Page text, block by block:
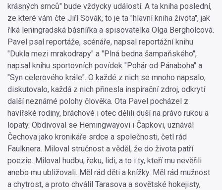
krásných srnců" bude vždycky událostí. A ta kniha poslední,
ze které vám čte Jiří Sovák, to je ta "hlavní kniha života", jak
říká leningradská básnířka a spisovatelka Olga Bergholcová.
Pavel psal reportáže, scénáře, napsal reportážní knihu
"Dukla mezi mrakodrapy" a "Plná bedna šampaňského",
napsal knihu sportovních povídek "Pohár od Pánaboha" a
"Syn celerového krále". O každé z nich se mnoho napsalo,
diskutovalo, každá z nich přinesla inspirační zdroj, odkrytí
další neznámé polohy člověka. Ota Pavel pocházel z
havířské rodiny, bráchové i otec dělili duší na právo rukou a
lopaty. Obdivoval se Hemingwayovi i Čapkovi, uznávál
Čechova jako kronikáře srdce a společnosti, četl rád
Faulknera. Miloval stručnost a věděl, že do života patří
poezie. Miloval hudbu, řeku, lidi, a to i ty, kteří mu nevěřili
anebo mu ubližovali. Měl rád děti a knížky. Měl rád mužnost
a chytrost, a proto chválil Tarasova a sovětské hokejisty,